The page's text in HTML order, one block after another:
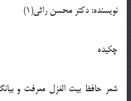
نويسنده: دکتر محسن راثي(1)
چکيده
شعر حافظ بيت الغزل معرفت و